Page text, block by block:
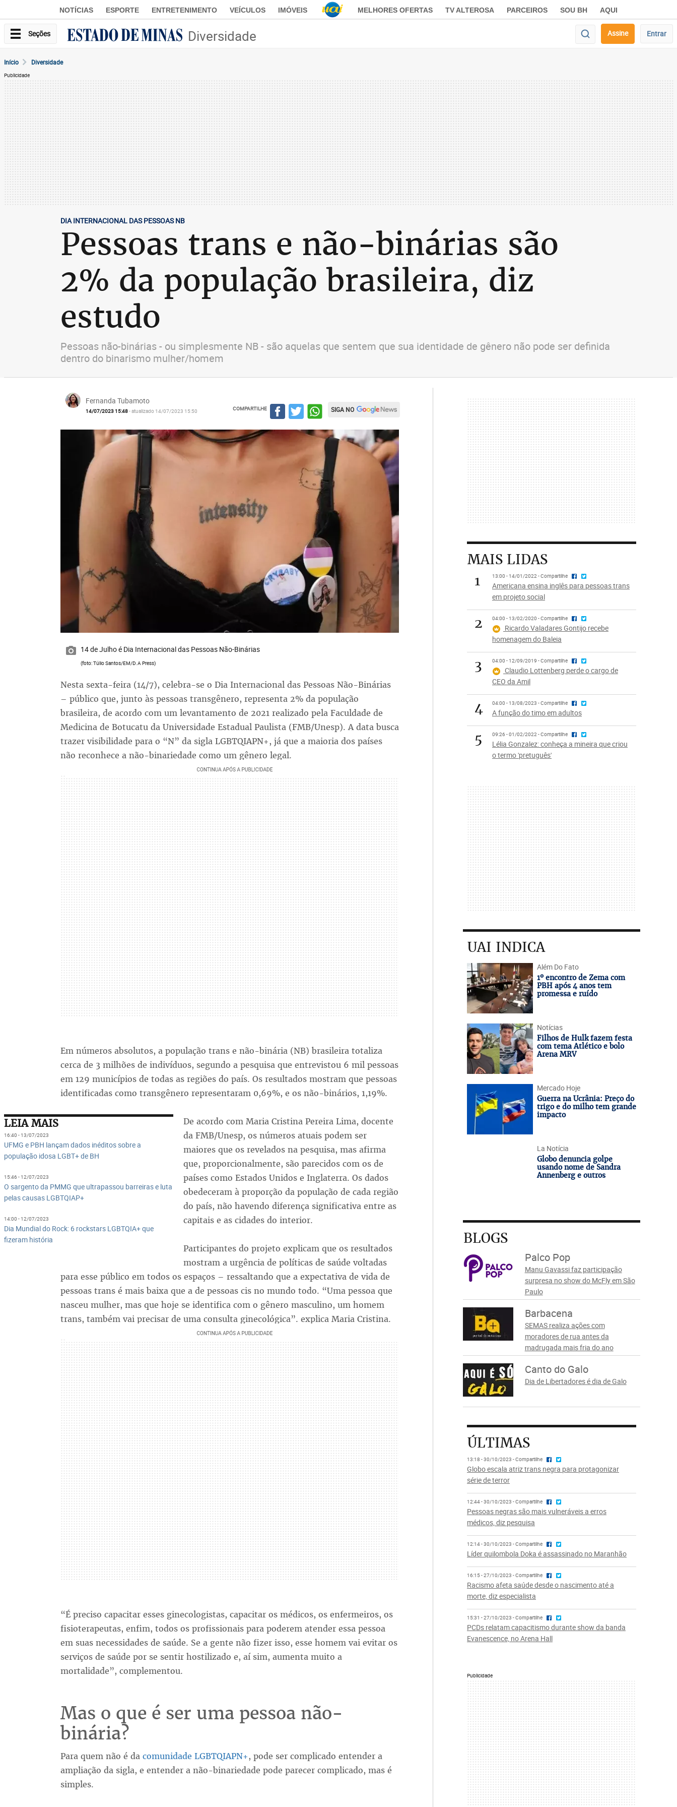
NOTÍCIAS ESPORTE ENTRETENIMENTO VEÍCULOS IMÓVEIS MELHORES OFERTAS TV ALTEROSA PARCEIROS SOU BH AQUI
Seções Diversidade Assine Entrar
Início Diversidade
Publicidade
DIA INTERNACIONAL DAS PESSOAS NB
Pessoas trans e não-binárias são
2% da população brasileira, diz
estudo
Pessoas não-binárias - ou simplesmente NB - são aquelas que sentem que sua identidade de gênero não pode ser definida
dentro do binarismo mulher/homem
Fernanda Tubamoto
14/07/2023 15:48- atualizado 14/07/2023 15:50 COMPARTILHE SIGA NO
14 de Julho é Dia Internacional das Pessoas Não-Binárias
(foto: Túlio Santos/EM/D.A Press)
Nesta sexta-feira (14/7), celebra-se o Dia Internacional das Pessoas Não-Binárias
– público que, junto às pessoas transgênero, representa 2% da população
brasileira, de acordo com um levantamento de 2021 realizado pela Faculdade de
Medicina de Botucatu da Universidade Estadual Paulista (FMB/Unesp). A data busca
trazer visibilidade para o “N” da sigla LGBTQIAPN+, já que a maioria dos países
não reconhece a não-binariedade como um gênero legal.
Em números absolutos, a população trans e não-binária (NB) brasileira totaliza
cerca de 3 milhões de indivíduos, segundo a pesquisa que entrevistou 6 mil pessoas
em 129 municípios de todas as regiões do país. Os resultados mostram que pessoas
identificadas como transgênero representaram 0,69%, e os não-binários, 1,19%.
LEIA MAIS
16:40 - 13/07/2023
UFMG e PBH lançam dados inéditos sobre a
população idosa LGBT+ de BH
15:46 - 12/07/2023
O sargento da PMMG que ultrapassou barreiras e luta
pelas causas LGBTQIAP+
14:00 - 12/07/2023
Dia Mundial do Rock: 6 rockstars LGBTQIA+ que
fizeram história
De acordo com Maria Cristina Pereira Lima, docente
da FMB/Unesp, os números atuais podem ser
maiores que os revelados na pesquisa, mas afirma
que, proporcionalmente, são parecidos com os de
países como Estados Unidos e Inglaterra. Os dados
obedeceram à proporção da população de cada região
do país, não havendo diferença significativa entre as
capitais e as cidades do interior.
Participantes do projeto explicam que os resultados
mostram a urgência de políticas de saúde voltadas
para esse público em todos os espaços – ressaltando que a expectativa de vida de
pessoas trans é mais baixa que a de pessoas cis no mundo todo. “Uma pessoa que
nasceu mulher, mas que hoje se identifica com o gênero masculino, um homem
trans, também vai precisar de uma consulta ginecológica”. explica Maria Cristina.
“É preciso capacitar esses ginecologistas, capacitar os médicos, os enfermeiros, os
fisioterapeutas, enfim, todos os profissionais para poderem atender essa pessoa
em suas necessidades de saúde. Se a gente não fizer isso, esse homem vai evitar os
serviços de saúde por se sentir hostilizado e, aí sim, aumenta muito a
mortalidade”, complementou.
Mas o que é ser uma pessoa não-
binária?
Para quem não é da comunidade LGBTQIAPN+, pode ser complicado entender a
ampliação da sigla, e entender a não-binariedade pode parecer complicado, mas é
simples.
MAIS LIDAS
1
13:00 - 14/01/2022 - Compartilhe
Americana ensina inglês para pessoas trans
em projeto social
2 04:00 - 13/02/2020 - Compartilhe
Ricardo Valadares Gontijo recebe
homenagem do Baleia
3 04:00 - 12/09/2019 - Compartilhe
Claudio Lottenberg perde o cargo de
CEO da Amil
4 04:00 - 13/08/2023 - Compartilhe
A função do timo em adultos
5 09:26 - 01/02/2022 - Compartilhe
Lélia Gonzalez: conheça a mineira que criou
o termo 'pretuguês'
UAI INDICA
Além Do Fato
1º encontro de Zema com
PBH após 4 anos tem
promessa e ruído
Notícias
Filhos de Hulk fazem festa
com tema Atlético e bolo
Arena MRV
Mercado Hoje
Guerra na Ucrânia: Preço do
trigo e do milho tem grande
impacto
La Notícia
Globo denuncia golpe
usando nome de Sandra
Annenberg e outros
BLOGS
Palco Pop
Manu Gavassi faz participação
surpresa no show do McFly em São
Paulo
Barbacena
SEMAS realiza ações com
moradores de rua antes da
madrugada mais fria do ano
Canto do Galo
Dia de Libertadores é dia de Galo
ÚLTIMAS
13:18 - 30/10/2023 - Compartilhe
Globo escala atriz trans negra para protagonizar
série de terror
12:44 - 30/10/2023 - Compartilhe
Pessoas negras são mais vulneráveis a erros
médicos, diz pesquisa
12:14 - 30/10/2023 - Compartilhe
Líder quilombola Doka é assassinado no Maranhão
16:15 - 27/10/2023 - Compartilhe
Racismo afeta saúde desde o nascimento até a
morte, diz especialista
15:31 - 27/10/2023 - Compartilhe
PCDs relatam capacitismo durante show da banda
Evanescence, no Arena Hall
Publicidade